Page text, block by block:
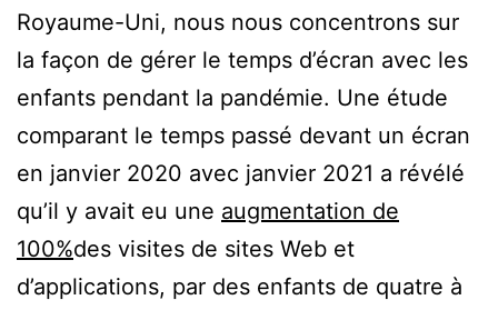
Royaume-Uni, nous nous concentrons sur
la façon de gérer le temps d’écran avec les
enfants pendant la pandémie. Une étude
comparant le temps passé devant un écran
en janvier 2020 avec janvier 2021 a révélé
qu’il y avait eu une augmentation de
100%des visites de sites Web et
d’applications, par des enfants de quatre à